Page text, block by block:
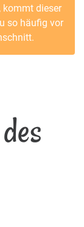
kommt dieser
so häufig vor